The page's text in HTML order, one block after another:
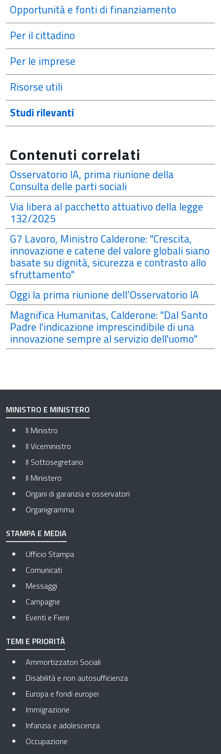
Opportunità e fonti di finanziamento
Per il cittadino
Per le imprese
Risorse utili
Studi rilevanti
Contenuti correlati
Osservatorio IA, prima riunione della
Consulta delle parti sociali
Via libera al pacchetto attuativo della legge
132/2025
G7 Lavoro, Ministro Calderone: "Crescita,
innovazione e catene del valore globali siano
basate su dignità, sicurezza e contrasto allo
sfruttamento"
Oggi la prima riunione dell’Osservatorio IA
Magnifica Humanitas, Calderone: "Dal Santo
Padre l'indicazione imprescindibile di una
innovazione sempre al servizio dell'uomo"
MINISTRO E MINISTERO
Il Ministro
Il Viceministro
Il Sottosegretario
Il Ministero
Organi di garanzia e osservatori
Organigramma
STAMPA E MEDIA
Ufficio Stampa
Comunicati
Messaggi
Campagne
Eventi e Fiere
TEMI E PRIORITÀ
Ammortizzatori Sociali
Disabilità e non autosufficienza
Europa e fondi europei
Immigrazione
Infanzia e adolescenza
Occupazione